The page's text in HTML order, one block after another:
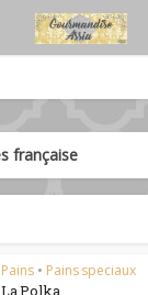
française
Pains • Pains speciaux
La Polka